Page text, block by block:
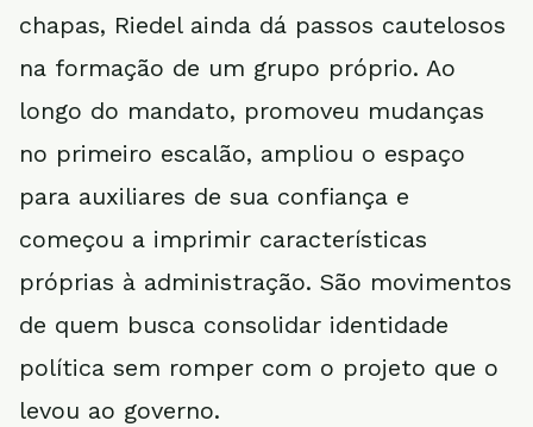
chapas, Riedel ainda dá passos cautelosos
na formação de um grupo próprio. Ao
longo do mandato, promoveu mudanças
no primeiro escalão, ampliou o espaço
para auxiliares de sua confiança e
começou a imprimir características
próprias à administração. São movimentos
de quem busca consolidar identidade
política sem romper com o projeto que o
levou ao governo.